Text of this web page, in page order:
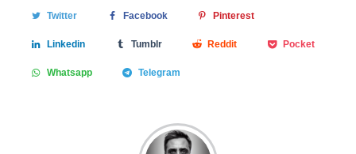
Twitter Facebook Pinterest
Linkedin Tumblr Reddit Pocket
Whatsapp Telegram